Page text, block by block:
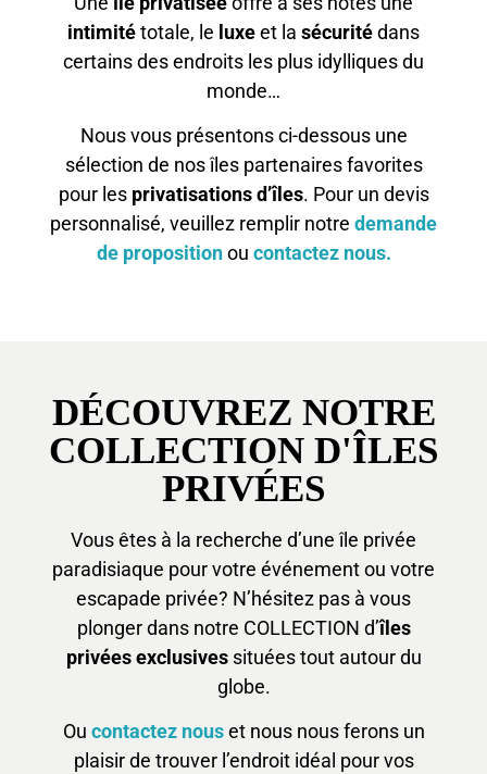
intimitétotale, le luxeet la sécuritédans
certains des endroits les plus idylliques du
monde…
Nous vous présentons ci-dessous une
sélection de nos îles partenaires favorites
pour les privatisations d’îles. Pour un devis
personnalisé, veuillez remplir notre demande
de propositionou contactez nous.
DÉCOUVREZ NOTRE
COLLECTION D'ÎLES
PRIVÉES
Vous êtes à la recherche d’une île privée
paradisiaque pour votre événement ou votre
escapade privée? N’hésitez pas à vous
plonger dans notre COLLECTION d’îles
privées exclusivessituées tout autour du
globe.
Ou contactez nouset nous nous ferons un
plaisir de trouver l’endroit idéal pour vos